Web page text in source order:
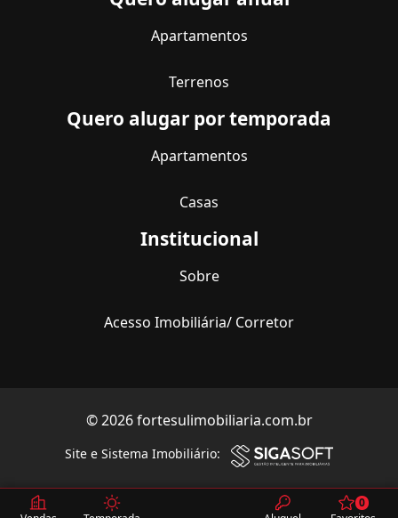
Apartamentos
Terrenos
Quero alugar por temporada
Apartamentos
Casas
Institucional
Sobre
Acesso Imobiliária/ Corretor
© 2026 fortesulimobiliaria.com.br
Site e Sistema Imobiliário:
0